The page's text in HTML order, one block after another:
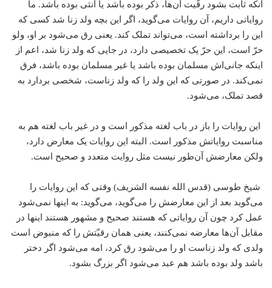
آنکه ثابت بشود رقّیت آن‌ها، ذکر بوده باشد یا أنثی بوده باشد. ما
روایاتی داریم، آن روایات می‌گوید، اگر این بچه ولد زنا شد کسی که
این را برداشته است، می‌تواند تملک کند. یعنی رق می‌شود بر او، ولو
حرّ است، این حرّ یک تخصیصی دارد، در جایی که ولد زنا شد، اعم از
اینکه جانی‌اش مسلمان بوده باشد یا غیر مسلمان بوده باشد، فرق
نمی‌کند. در صورتی که این ولد را که ولد زناست، شخصی بردارد به
قصد تملک، می‌شود.
این روایات را باز در باب لغته مذکور است و در غیر باب لغته هم به
مناسبت روایاتش مذکور است. البته این روایات یک معارض دارد،
ولکن معارضش آن‌طور نیست مثل روایت متعدد و صحیح است.
شیخ طوسی (قدس الله نفسه الشریف) وقتی که این روایات را
می‌گوید بعد از این معارضش را می‌گوید، می‌گوید: به اینها نمی‌شود
عمل کرد چون آن روایاتی که هستند صحیح و مشهور هستند اینها در
مقابل آن‌ها معارضه نمی‌کنند، یعنی همان رقیّتش را که منبوض است
ولدی که ولد زناست او را می‌شود رق کرد، امه می‌شود اگر دختر
باشد ولد بوده باشد هم عبد می‌شود اگر بزرگ بشود.